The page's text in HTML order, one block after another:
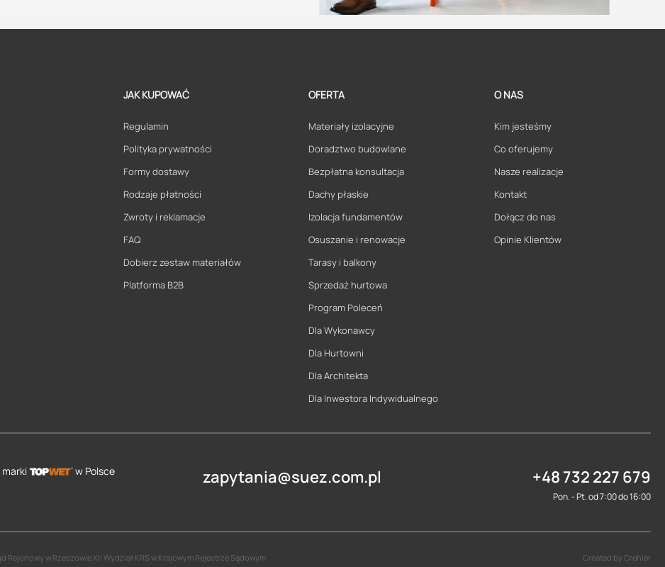
JAK KUPOWAĆ
Regulamin
Polityka prywatności
Formy dostawy
Rodzaje płatności
Zwroty i reklamacje
FAQ
Dobierz zestaw materiałów
Platforma B2B
OFERTA
Materiały izolacyjne
Doradztwo budowlane
Bezpłatna konsultacja
Dachy płaskie
Izolacja fundamentów
Osuszanie i renowacje
Tarasy i balkony
Sprzedaż hurtowa
Program Poleceń
Dla Wykonawcy
Dla Hurtowni
Dla Architekta
Dla Inwestora Indywidualnego
O NAS
Kim jesteśmy
Co oferujemy
Nasze realizacje
Kontakt
Dołącz do nas
Opinie Klientów
marki w Polsce zapytania@suez.com.pl +48 732 227 679
Pon. - Pt. od 7:00 do 16:00
Rejonowy w Rzeszowie XII Wydział KRS w Krajowym Rejestrze Sądowym
Created by Crehler